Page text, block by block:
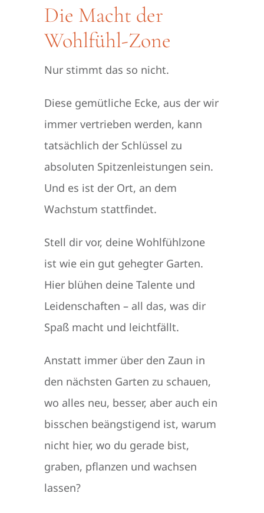
Die Macht der
Wohlfühl-Zone
Nur stimmt das so nicht.
Diese gemütliche Ecke, aus der wir
immer vertrieben werden, kann
tatsächlich der Schlüssel zu
absoluten Spitzenleistungen sein.
Und es ist der Ort, an dem
Wachstum stattfindet.
Stell dir vor, deine Wohlfühlzone
ist wie ein gut gehegter Garten.
Hier blühen deine Talente und
Leidenschaften – all das, was dir
Spaß macht und leichtfällt.
Anstatt immer über den Zaun in
den nächsten Garten zu schauen,
wo alles neu, besser, aber auch ein
bisschen beängstigend ist, warum
nicht hier, wo du gerade bist,
graben, pflanzen und wachsen
lassen?